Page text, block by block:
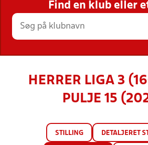
STILLINGER, RESULTATER,
HOLD
Find en klub eller
HERRER LIGA 3
PULJE 15
STILLING DETALJERET